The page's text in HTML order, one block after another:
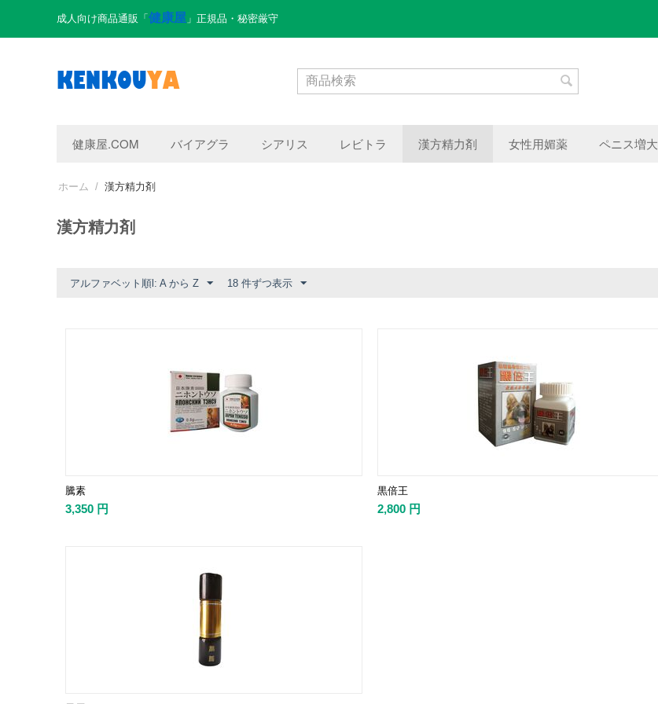
成人向け商品通販「 健康屋 」正規品・秘密厳守
健康屋.COM バイアグラ シアリス レビトラ 漢方精力剤 女性用媚薬 ペニス増大
ホーム / 漢方精力剤
漢方精力剤
アルファベット順l: A から Z 18 件ずつ表示
騰素
3,350 円
黒倍王
2,800 円